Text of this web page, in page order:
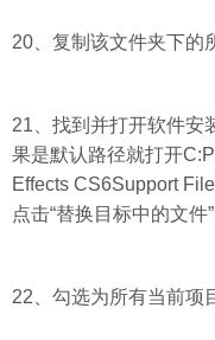
20、复制该文件夹下的
21、找到并打开软件安
果是默认路径就打开
Effects CS6Support
点击“替换目标中的文件”
22、勾选为所有当前项